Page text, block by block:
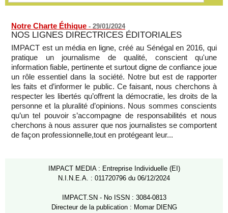
Notre Charte Éthique - 29/01/2024
NOS LIGNES DIRECTRICES ÉDITORIALES
IMPACT est un média en ligne, créé au Sénégal en 2016, qui
pratique un journalisme de qualité, conscient qu'une
information fiable, pertinente et surtout digne de confiance joue
un rôle essentiel dans la société. Notre but est de rapporter
les faits et d’informer le public. Ce faisant, nous cherchons à
respecter les libertés qu’offrent la démocratie, les droits de la
personne et la pluralité d’opinions. Nous sommes conscients
qu’un tel pouvoir s’accompagne de responsabilités et nous
cherchons à nous assurer que nos journalistes se comportent
de façon professionnelle,tout en protégeant leur...
IMPACT MEDIA : Entreprise Individuelle (EI)
N.I.N.E.A. : 011720796 du 06/12/2024
IMPACT.SN - No ISSN : 3084-0813
Directeur de la publication : Momar DIENG